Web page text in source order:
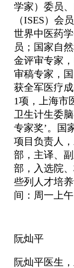
学家）委员
（ISES）会
世界中医药
员；国家自
金评审专家
审稿专家，
获全军医疗
1项，上海市
卫生计生委
专家奖’。国
项目负责人
部，主译、
部，入选院
些列人才培
间：周一上午
阮灿平
阮灿平医生